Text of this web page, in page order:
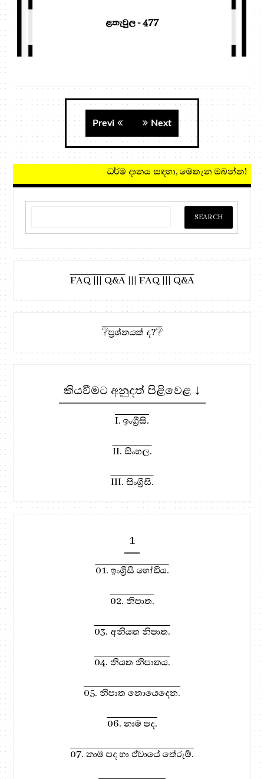
ළතැවුල - 477
Next
Previ
ධර්ම දානය සඳහා,
FAQ ||| Q&A||| FAQ ||| Q&A
❔ප්‍රශ්නයක් ද?❔
කියවීමට අනුදත් පිළිවෙළ ↓
I. ඉංග්‍රීසි.
II. සිංහල.
III. සිංග්‍රීසි.
1
01. ඉංග්‍රීසි හෝඩිය.
02. නිපාත.
03. අනියත නිපාත.
04. නියත නිපාතය.
05. නිපාත නොයෙදෙන.
06. නාම පද.
07. නාම පද හා ඒවායේ තේරුම්.